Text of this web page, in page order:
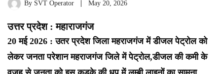
By SVT Operator May 20, 2026
उत्तर प्रदेश : महाराजगंज
20 मई 2026 : उतर प्रदेश जिला महराजगंज में डीजल पेट्रोल को
लेकर जनता परेशान महराजगंज जिले में पेट्रोल,डीजल की कमी के